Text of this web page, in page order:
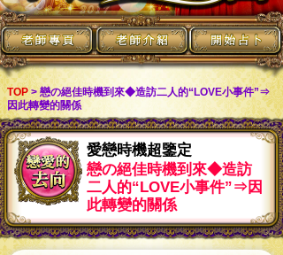
TOP>戀の絕佳時機到來◆造訪二人的“LOVE小事件”⇒
因此轉變的關係
愛戀時機超鑒定
戀の絕佳時機到來◆造訪
二人的“LOVE小事件”⇒因
此轉變的關係